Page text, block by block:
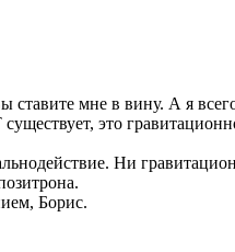
мне в вину. А я
это
Ни
Борис.